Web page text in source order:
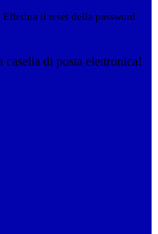
il reset della password
di posta elettronica!